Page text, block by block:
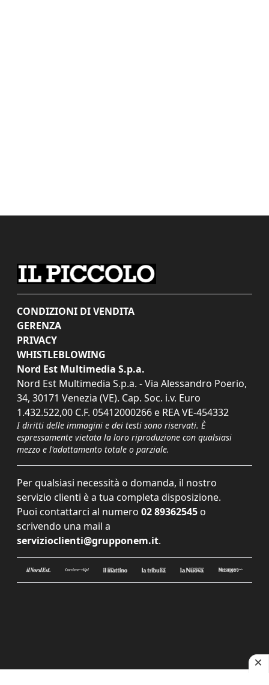
CONDIZIONI DI VENDITA
GERENZA
PRIVACY
WHISTLEBLOWING
Nord Est Multimedia S.p.a.
Nord Est Multimedia S.p.a. - Via Alessandro Poerio,
34, 30171 Venezia (VE). Cap. Soc. i.v. Euro
1.432.522,00 C.F. 05412000266 e REA VE-454332
I diritti delle immagini e dei testi sono riservati. È
espressamente vietata la loro riproduzione con qualsiasi
mezzo e l'adattamento totale o parziale.
Per qualsiasi necessità o domanda, il nostro
servizio clienti è a tua completa disposizione.
Puoi contattarci al numero 02 89362545 o
scrivendo una mail a
servizioclienti@grupponem.it.